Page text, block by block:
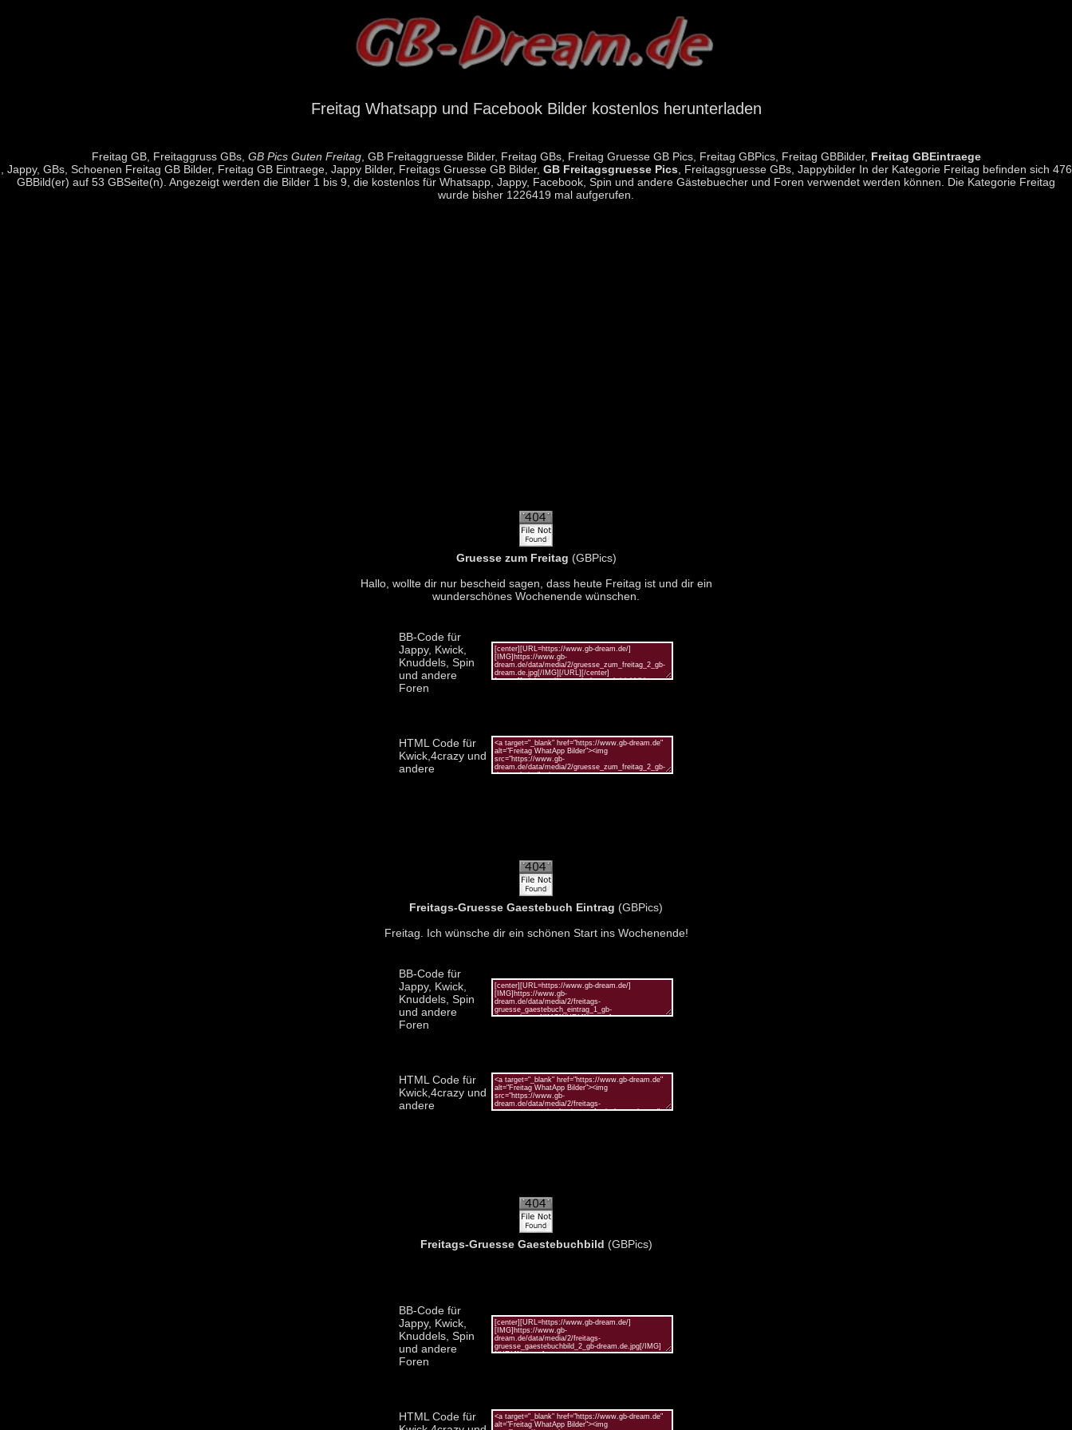
Freitag Whatsapp und Facebook Bilder kostenlos herunterladen
Freitag GB, Freitaggruss GBs, GB Pics Guten Freitag, GB Freitaggruesse Bilder, Freitag GBs, Freitag Gruesse GB Pics, Freitag GBPics, Freitag GBBilder, Freitag GBEintraege
, Jappy, GBs, Schoenen Freitag GB Bilder, Freitag GB Eintraege, Jappy Bilder, Freitags Gruesse GB Bilder, GB Freitagsgruesse Pics, Freitagsgruesse GBs, Jappybilder In der Kategorie Freitag befinden sich 476
GBBild(er) auf 53 GBSeite(n). Angezeigt werden die Bilder 1 bis 9, die kostenlos für Whatsapp, Jappy, Facebook, Spin und andere Gästebuecher und Foren verwendet werden können. Die Kategorie Freitag
wurde bisher 1226419 mal aufgerufen.
Gruesse zum Freitag (GBPics)
Hallo, wollte dir nur bescheid sagen, dass heute Freitag ist und dir ein
wunderschönes Wochenende wünschen.
BB-Code für
Jappy, Kwick,
Knuddels, Spin
und andere
Foren
HTML Code für
Kwick,4crazy und
andere
Freitags-Gruesse Gaestebuch Eintrag (GBPics)
Freitag. Ich wünsche dir ein schönen Start ins Wochenende!
BB-Code für
Jappy, Kwick,
Knuddels, Spin
und andere
Foren
HTML Code für
Kwick,4crazy und
andere
Freitags-Gruesse Gaestebuchbild (GBPics)
BB-Code für
Jappy, Kwick,
Knuddels, Spin
und andere
Foren
HTML Code für